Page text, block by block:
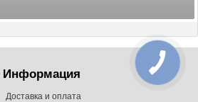
Информация
Доставка и оплата